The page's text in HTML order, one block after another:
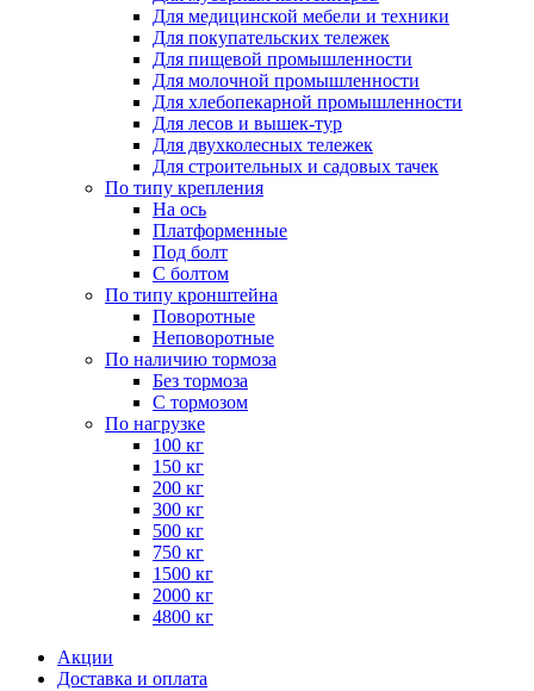
Для медицинской мебели и техники
Для покупательских тележек
Для пищевой промышленности
Для молочной промышленности
Для хлебопекарной промышленности
Для лесов и вышек-тур
Для двухколесных тележек
Для строительных и садовых тачек
По типу крепления
На ось
Платформенные
Под болт
С болтом
По типу кронштейна
Поворотные
Неповоротные
По наличию тормоза
Без тормоза
С тормозом
По нагрузке
100 кг
150 кг
200 кг
300 кг
500 кг
750 кг
1500 кг
2000 кг
4800 кг
Акции
Доставка и оплата